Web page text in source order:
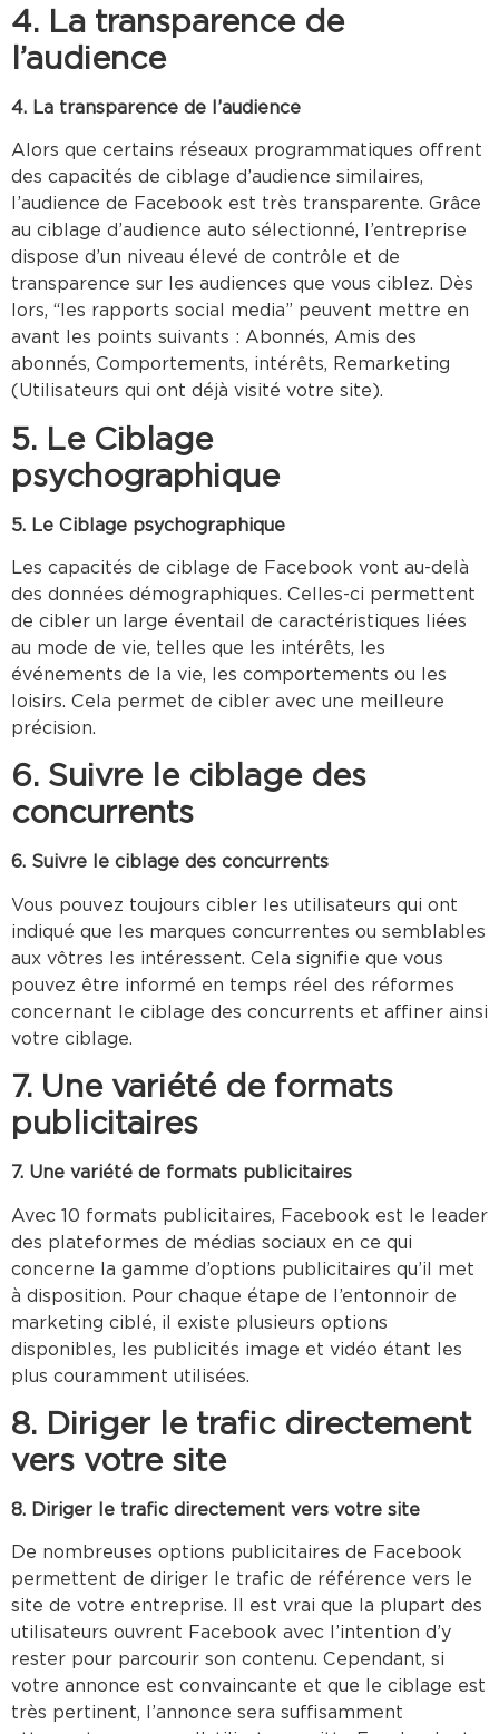
4. La transparence de
l’audience
4. La transparence de l’audience
Alors que certains réseaux programmatiques offrent
des capacités de ciblage d’audience similaires,
l’audience de Facebook est très transparente. Grâce
au ciblage d’audience auto sélectionné, l’entreprise
dispose d’un niveau élevé de contrôle et de
transparence sur les audiences que vous ciblez. Dès
lors, “les rapports social media” peuvent mettre en
avant les points suivants : Abonnés, Amis des
abonnés, Comportements, intérêts, Remarketing
(Utilisateurs qui ont déjà visité votre site).
5. Le Ciblage
psychographique
5. Le Ciblage psychographique
Les capacités de ciblage de Facebook vont au-delà
des données démographiques. Celles-ci permettent
de cibler un large éventail de caractéristiques liées
au mode de vie, telles que les intérêts, les
événements de la vie, les comportements ou les
loisirs. Cela permet de cibler avec une meilleure
précision.
6. Suivre le ciblage des
concurrents
6. Suivre le ciblage des concurrents
Vous pouvez toujours cibler les utilisateurs qui ont
indiqué que les marques concurrentes ou semblables
aux vôtres les intéressent. Cela signifie que vous
pouvez être informé en temps réel des réformes
concernant le ciblage des concurrents et affiner ainsi
votre ciblage.
7. Une variété de formats
publicitaires
7. Une variété de formats publicitaires
Avec 10 formats publicitaires, Facebook est le leader
des plateformes de médias sociaux en ce qui
concerne la gamme d’options publicitaires qu’il met
à disposition. Pour chaque étape de l’entonnoir de
marketing ciblé, il existe plusieurs options
disponibles, les publicités image et vidéo étant les
plus couramment utilisées.
8. Diriger le trafic directement
vers votre site
8. Diriger le trafic directement vers votre site
De nombreuses options publicitaires de Facebook
permettent de diriger le trafic de référence vers le
site de votre entreprise. Il est vrai que la plupart des
utilisateurs ouvrent Facebook avec l’intention d’y
rester pour parcourir son contenu. Cependant, si
votre annonce est convaincante et que le ciblage est
très pertinent, l’annonce sera suffisamment